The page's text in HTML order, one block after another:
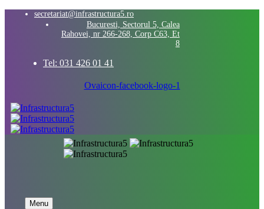
secretariat@infrastructura5.ro
Bucuresti, Sectorul 5, Calea
Rahovei, nr 266-268, Corp C63, Et
8
Tel: 031 426 01 41
Ovaicon-facebook-logo-1
Menu